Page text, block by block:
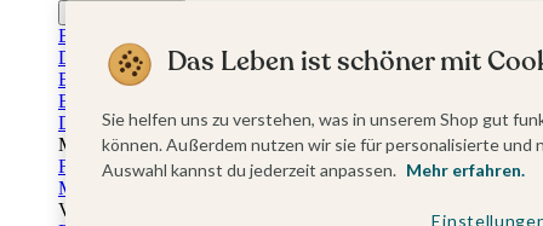
Einladungskarten Firmung
Dankeskarten Firmung
Einschulungskarten
Einladungskarten Einschulung
Danksagung Einschulung
Muttertag
Fotogeschenke Muttertag
Muttertagskarten
Vatertag
Das Leben ist schöner mit
Sie helfen uns zu verstehen, was in unserem Shop gut
können. Außerdem nutzen wir sie für personalisierte
Auswahl kannst du jederzeit anpassen. Mehr erfahren.